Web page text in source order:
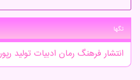
تگها
انتشار فرهنگ رمان ادبیات تولید